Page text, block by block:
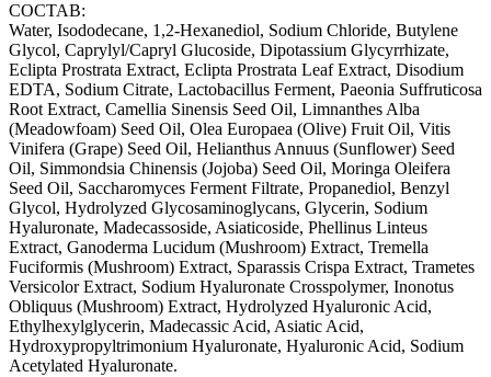
СОСТАВ:
Water, Isododecane, 1,2-Hexanediol, Sodium Chloride, Butylene
Glycol, Caprylyl/Capryl Glucoside, Dipotassium Glycyrrhizate,
Eclipta Prostrata Extract, Eclipta Prostrata Leaf Extract, Disodium
EDTA, Sodium Citrate, Lactobacillus Ferment, Paeonia Suffruticosa
Root Extract, Camellia Sinensis Seed Oil, Limnanthes Alba
(Meadowfoam) Seed Oil, Olea Europaea (Olive) Fruit Oil, Vitis
Vinifera (Grape) Seed Oil, Helianthus Annuus (Sunflower) Seed
Oil, Simmondsia Chinensis (Jojoba) Seed Oil, Moringa Oleifera
Seed Oil, Saccharomyces Ferment Filtrate, Propanediol, Benzyl
Glycol, Hydrolyzed Glycosaminoglycans, Glycerin, Sodium
Hyaluronate, Madecassoside, Asiaticoside, Phellinus Linteus
Extract, Ganoderma Lucidum (Mushroom) Extract, Tremella
Fuciformis (Mushroom) Extract, Sparassis Crispa Extract, Trametes
Versicolor Extract, Sodium Hyaluronate Crosspolymer, Inonotus
Obliquus (Mushroom) Extract, Hydrolyzed Hyaluronic Acid,
Ethylhexylglycerin, Madecassic Acid, Asiatic Acid,
Hydroxypropyltrimonium Hyaluronate, Hyaluronic Acid, Sodium
Acetylated Hyaluronate.